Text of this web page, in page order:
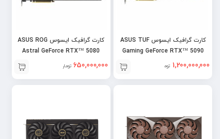
کارت گرافیک ایسوس ASUS TUF
Gaming GeForce RTX™ 5090
32GB OC1,200,000,000 تومان
کارت گرافیک ایسوس ASUS ROG
Astral GeForce RTX™ 5080
650,000,000 تومان